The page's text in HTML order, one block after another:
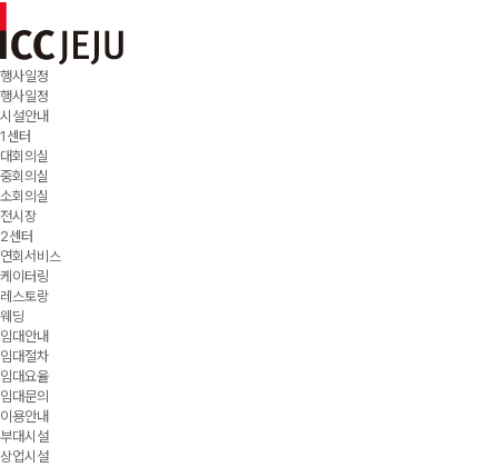
행사일정
행사일정
시설안내
1센터
대회의실
중회의실
소회의실
전시장
2센터
연회서비스
케이터링
레스토랑
웨딩
임대안내
임대절차
임대요율
임대문의
이용안내
부대시설
상업시설